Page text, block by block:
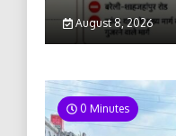
August 8, 2026
0 Minutes